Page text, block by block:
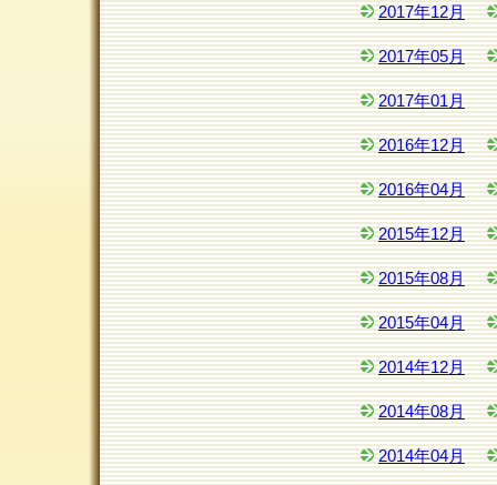
2017年12月
2017年05月
2017年01月
2016年12月
2016年04月
2015年12月
2015年08月
2015年04月
2014年12月
2014年08月
2014年04月